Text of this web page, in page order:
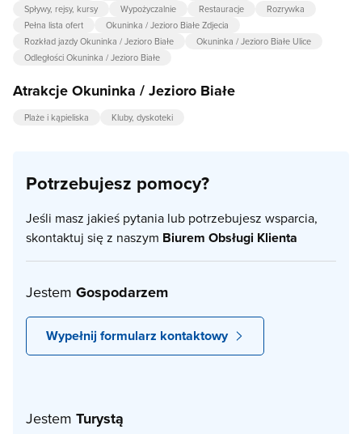
Spływy, rejsy, kursy
Wypożyczalnie Restauracje
Rozrywka
Pełna lista ofert
Okuninka / Jezioro Białe Zdjecia
Rozkład jazdy Okuninka / Jezioro Białe
Okuninka / Jezioro Białe Ulice
Odległości Okuninka / Jezioro Białe
Atrakcje Okuninka / Jezioro Białe
Plaże i kąpieliska Kluby, dyskoteki
Potrzebujesz pomocy?
Jeśli masz jakieś pytania lub potrzebujesz wsparcia,
skontaktuj się z naszym Biurem Obsługi Klienta
Jestem Gospodarzem
Wypełnij formularz kontaktowy
Jestem Turystą